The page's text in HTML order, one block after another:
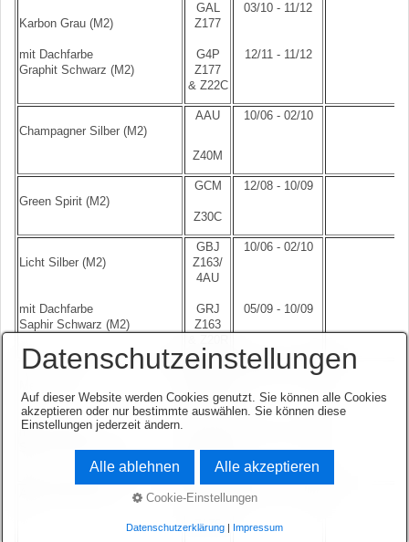
Karbon Grau (M2)
mit Dachfarbe
Graphit Schwarz (M2)
GAL
Z177
G4P
Z177
& Z22C
03/10 - 11/12
12/11 - 11/12
Champagner Silber (M2)
AAU
Z40M
10/06 - 02/10
Green Spirit (M2)
GCM
Z30C
12/08 - 10/09
Licht Silber (M2)
mit Dachfarbe
Saphir Schwarz (M2)
GBJ
Z163/
4AU
GRJ
Z163
10/06 - 02/10
05/09 - 10/09
mit Dachfarbe
Saphir Schwarz (M2)
GBI
4XU
Z168
& Z20R
10/06 - 11/10
GAN
Z176
12/11 - 11/14
Datenschutzeinstellungen
Auf dieser Website werden Cookies genutzt. Sie können alle Cookies
akzeptieren oder nur bestimmte auswählen. Sie können diese
Einstellungen jederzeit ändern.
Alle ablehnen Alle akzeptieren
Cookie-Einstellungen
Datenschutzerklärung| Impressum